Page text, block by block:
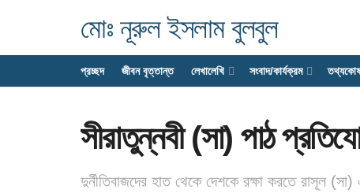
মোঃ নূরুল ইসলাম বুলবুল
প্রচ্ছদ জীবন বৃত্তান্ত লেখালেখি সংবাদ/কার্যক্রম তথ্যকোষ
সীরাতুন্নবী (সা) পাঠ
দুর্নীতিবাজদের হাত থেকে দেশকে রক্ষা করতে রাসূল